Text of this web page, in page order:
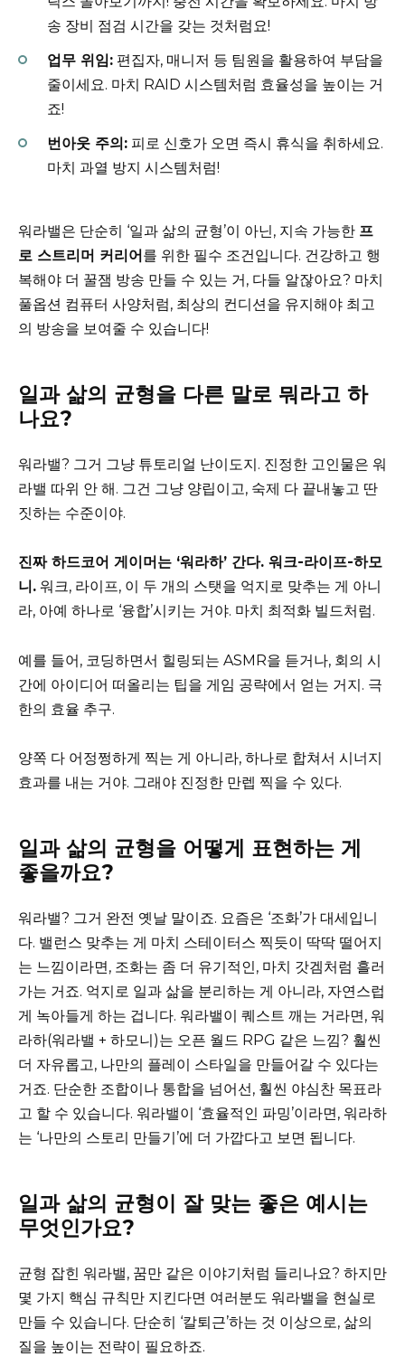
송 장비 점검 시간을 갖는 것처럼요!
업무 위임: 편집자, 매니저 등 팀원을 활용하여 부담을
줄이세요. 마치 RAID 시스템처럼 효율성을 높이는 거
죠!
번아웃 주의: 피로 신호가 오면 즉시 휴식을 취하세요.
마치 과열 방지 시스템처럼!
워라밸은 단순히 ‘일과 삶의 균형’이 아닌, 지속 가능한 프
로 스트리머 커리어 를 위한 필수 조건입니다. 건강하고 행
복해야 더 꿀잼 방송 만들 수 있는 거, 다들 알잖아요? 마치
풀옵션 컴퓨터 사양처럼, 최상의 컨디션을 유지해야 최고
의 방송을 보여줄 수 있습니다!
일과 삶의 균형을 다른 말로 뭐라고 하
나요?
워라밸? 그거 그냥 튜토리얼 난이도지. 진정한 고인물은 워
라밸 따위 안 해. 그건 그냥 양립이고, 숙제 다 끝내놓고 딴
짓하는 수준이야.
진짜 하드코어 게이머는 ‘워라하’ 간다. 워크-라이프-하모
니. 워크, 라이프, 이 두 개의 스탯을 억지로 맞추는 게 아니
라, 아예 하나로 ‘융합’시키는 거야. 마치 최적화 빌드처럼.
예를 들어, 코딩하면서 힐링되는 ASMR을 듣거나, 회의 시
간에 아이디어 떠올리는 팁을 게임 공략에서 얻는 거지. 극
한의 효율 추구.
양쪽 다 어정쩡하게 찍는 게 아니라, 하나로 합쳐서 시너지
효과를 내는 거야. 그래야 진정한 만렙 찍을 수 있다.
일과 삶의 균형을 어떻게 표현하는 게
좋을까요?
워라밸? 그거 완전 옛날 말이죠. 요즘은 ‘조화’가 대세입니
다. 밸런스 맞추는 게 마치 스테이터스 찍듯이 딱딱 떨어지
는 느낌이라면, 조화는 좀 더 유기적인, 마치 갓겜처럼 흘러
가는 거죠. 억지로 일과 삶을 분리하는 게 아니라, 자연스럽
게 녹아들게 하는 겁니다. 워라밸이 퀘스트 깨는 거라면, 워
라하(워라밸 + 하모니)는 오픈 월드 RPG 같은 느낌? 훨씬
더 자유롭고, 나만의 플레이 스타일을 만들어갈 수 있다는
거죠. 단순한 조합이나 통합을 넘어선, 훨씬 야심찬 목표라
고 할 수 있습니다. 워라밸이 ‘효율적인 파밍’이라면, 워라하
는 ‘나만의 스토리 만들기’에 더 가깝다고 보면 됩니다.
일과 삶의 균형이 잘 맞는 좋은 예시는
무엇인가요?
균형 잡힌 워라밸, 꿈만 같은 이야기처럼 들리나요? 하지만
몇 가지 핵심 규칙만 지킨다면 여러분도 워라밸을 현실로
만들 수 있습니다. 단순히 ‘칼퇴근’하는 것 이상으로, 삶의
질을 높이는 전략이 필요하죠.